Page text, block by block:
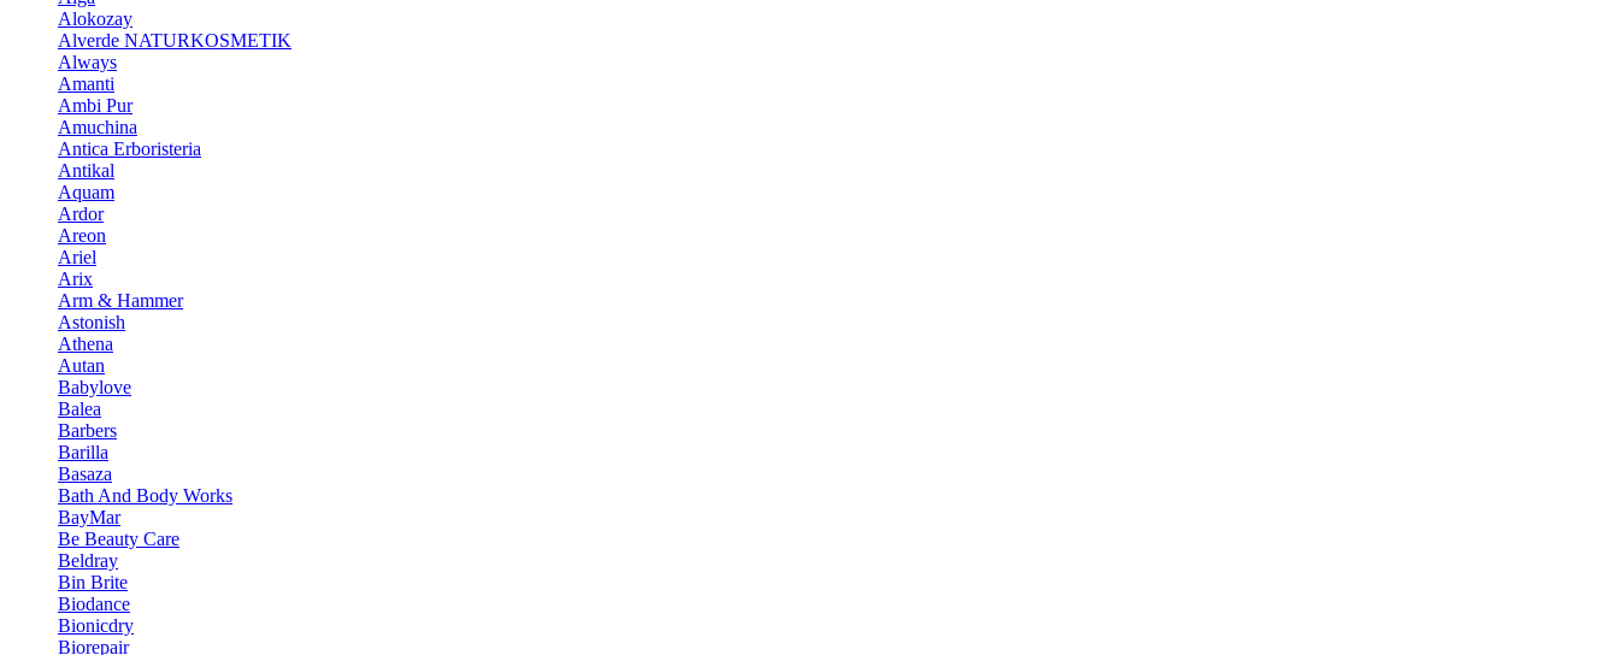
Alokozay
Alverde NATURKOSMETIK
Always
Amanti
Ambi Pur
Amuchina
Antica Erboristeria
Antikal
Aquam
Ardor
Areon
Ariel
Arix
Arm & Hammer
Astonish
Athena
Autan
Babylove
Balea
Barbers
Barilla
Basaza
Bath And Body Works
BayMar
Be Beauty Care
Beldray
Bin Brite
Biodance
Bionicdry
Biorepair